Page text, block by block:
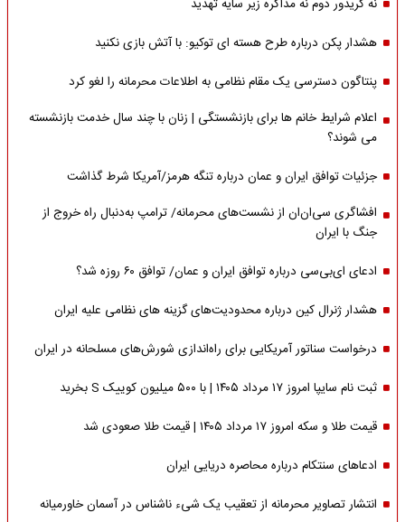
نه کریدور دوم نه مذاکره زیر سایه تهدید
هشدار پکن درباره طرح هسته ای توکیو: با آتش بازی نکنید
پنتاگون دسترسی یک مقام نظامی به اطلاعات محرمانه را لغو کرد
اعلام شرایط خانم ها برای بازنشستگی | زنان با چند سال خدمت بازنشسته
می شوند؟
جزئیات توافق ایران و عمان درباره تنگه هرمز/آمریکا شرط گذاشت
افشاگری سی‌ان‌ان از نشست‌های محرمانه/ ترامپ به‌دنبال راه خروج از
جنگ با ایران
ادعای ای‌بی‌سی درباره توافق ایران و عمان/ توافق ۶۰ روزه شد؟
هشدار ژنرال کین درباره محدودیت‌های گزینه های نظامی علیه ایران
درخواست سناتور آمریکایی برای راه‌اندازی شورش‌های مسلحانه در ایران
ثبت نام سایپا امروز ۱۷ مرداد ۱۴۰۵ | با ۵۰۰ میلیون کوییک S بخرید
قیمت طلا و سکه امروز ۱۷ مرداد ۱۴۰۵ | قیمت طلا صعودی شد
ادعاهای سنتکام درباره محاصره دریایی ایران
انتشار تصاویر محرمانه از تعقیب یک شیء ناشناس در آسمان خاورمیانه